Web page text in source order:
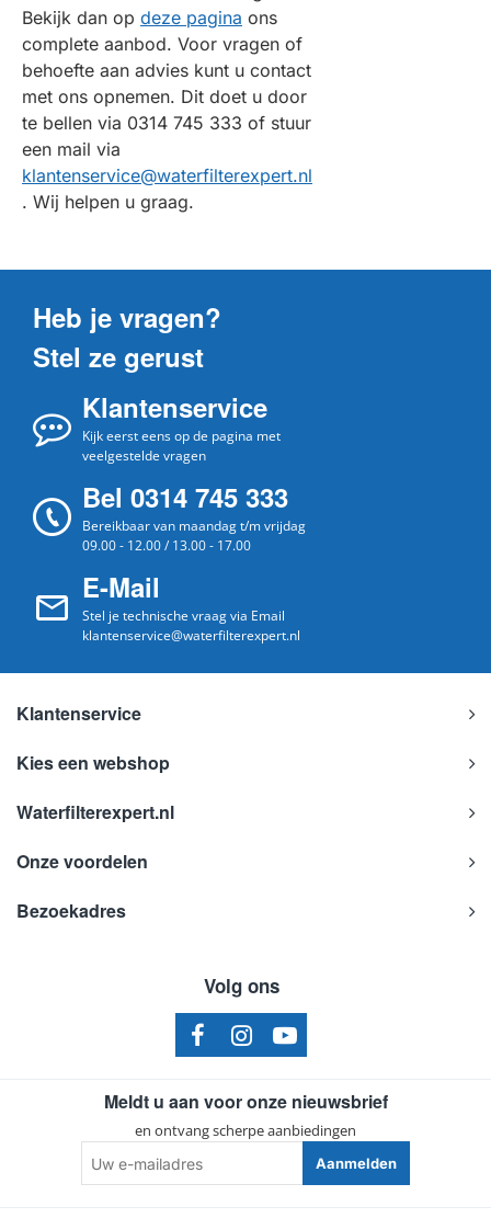
Bekijk dan op deze pagina ons
complete aanbod. Voor vragen of
behoefte aan advies kunt u contact
met ons opnemen. Dit doet u door
te bellen via 0314 745 333 of stuur
een mail via
klantenservice@waterfilterexpert.nl
. Wij helpen u graag.
Heb je vragen?
Stel ze gerust
Klantenservice
Kijk eerst eens op de pagina met
veelgestelde vragen
Bel 0314 745 333
Bereikbaar van maandag t/m vrijdag
09.00 - 12.00 / 13.00 - 17.00
E-Mail
Stel je technische vraag via Email
klantenservice@waterfilterexpert.nl
Klantenservice
Kies een webshop
Waterfilterexpert.nl
Onze voordelen
Bezoekadres
Volg ons
Meldt u aan voor onze nieuwsbrief
en ontvang scherpe aanbiedingen
e-
mailadres
Aanmelden